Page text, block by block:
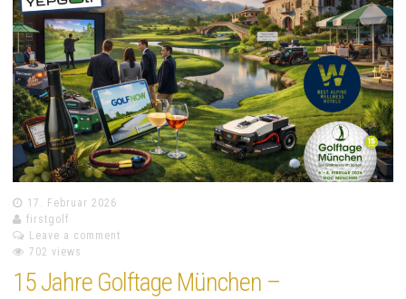
17. Februar 2026
firstgolf
Leave a comment
702 views
15 Jahre Golftage München –